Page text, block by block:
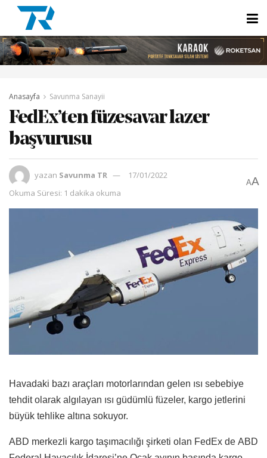
Anasayfa Savunma Sanayii
FedEx’ten füzesavar lazer
başvurusu
yazan Savunma TR
17/01/2022
Okuma Süresi: 1 dakika okuma
AA
Havadaki bazı araçları motorlarından gelen ısı sebebiye
tehdit olarak algılayan ısı güdümlü füzeler, kargo jetlerini
büyük tehlike altına sokuyor.
ABD merkezli kargo taşımacılığı şirketi olan FedEx de ABD